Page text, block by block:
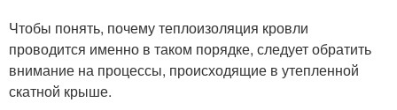
Чтобы понять, почему теплоизоляция кровли
проводится именно в таком порядке, следует обратить
внимание на процессы, происходящие в утепленной
скатной крыше.